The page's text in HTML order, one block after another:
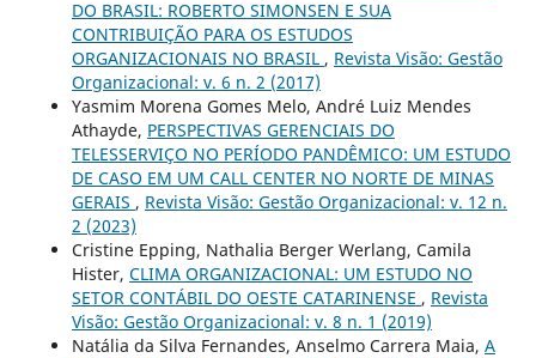
DO BRASIL: ROBERTO SIMONSEN E SUA
CONTRIBUIÇÃO PARA OS ESTUDOS
ORGANIZACIONAIS NO BRASIL , Revista Visão: Gestão
Organizacional: v. 6 n. 2 (2017)
Yasmim Morena Gomes Melo, André Luiz Mendes
Athayde, PERSPECTIVAS GERENCIAIS DO
TELESSERVIÇO NO PERÍODO PANDÊMICO: UM ESTUDO
DE CASO EM UM CALL CENTER NO NORTE DE MINAS
GERAIS , Revista Visão: Gestão Organizacional: v. 12 n.
2 (2023)
Cristine Epping, Nathalia Berger Werlang, Camila
Hister, CLIMA ORGANIZACIONAL: UM ESTUDO NO
SETOR CONTÁBIL DO OESTE CATARINENSE , Revista
Visão: Gestão Organizacional: v. 8 n. 1 (2019)
Natália da Silva Fernandes, Anselmo Carrera Maia, A